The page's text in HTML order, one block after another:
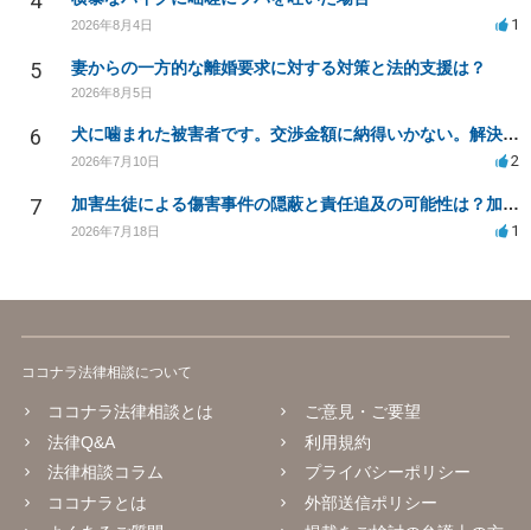
2026年8月4日 1
5 妻からの一方的な離婚要求に対する対策と法的支援は？
2026年8月5日
6 犬に噛まれた被害者です。交渉金額に納得いかない。解決策はありますか？
2026年7月10日 2
7 加害生徒による傷害事件の隠蔽と責任追及の可能性は？加害生徒の処分は？
2026年7月18日 1
ココナラ法律相談について
ココナラ法律相談とは
法律Q&A
法律相談コラム
ココナラとは
ご意見・ご要望
利用規約
プライバシーポリシー
外部送信ポリシー